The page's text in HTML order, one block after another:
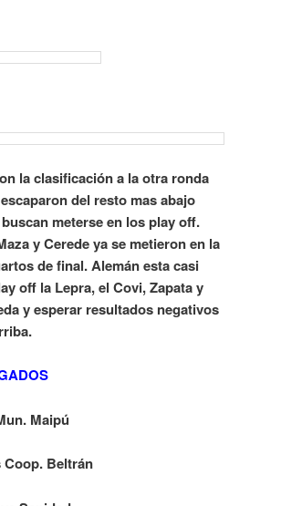
la clasificación a la otra ronda
del resto mas abajo
meterse en los play off.
y Cerede ya se metieron en la
de final. Alemán esta casi
off la Lepra, el Covi, Zapata y
y esperar resultados negativos
Maipú
Coop. Beltrán